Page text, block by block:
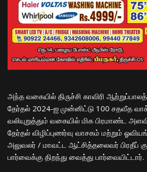
அந்த வகையில் திருச்சி காவிரி
தேர்தல் 2024-ஐ முன்னிட்டு 100 சதவீத
வலியுறுத்தும் வகையில் மிக பிரமாண்ட
தேர்தல் விழிப்புணர்வு வாசகம் மற்றும்
அலுவலர் / மாவட்ட ஆட்சித்தலைவர் பிரதீப்
பார்வைக்கு திறந்து வைத்து பார்வையிட்டார்.